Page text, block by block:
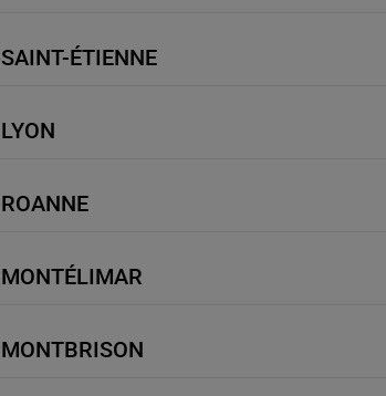
SAINT-ÉTIENNE
LYON
ROANNE
MONTÉLIMAR
MONTBRISON